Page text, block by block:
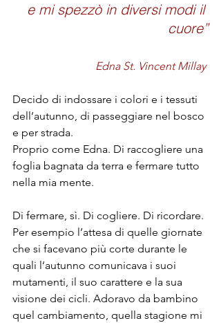
e mi spezzò in diversi modi il
cuore”
Edna St. Vincent Millay
Decido di indossare i colori e i tessuti
dell’autunno, di passeggiare nel bosco
e per strada.
Proprio come Edna. Di raccogliere una
foglia bagnata da terra e fermare tutto
nella mia mente.
Di fermare, sì. Di cogliere. Di ricordare.
Per esempio l’attesa di quelle giornate
che si facevano più corte durante le
quali l’autunno comunicava i suoi
mutamenti, il suo carattere e la sua
visione dei cicli. Adoravo da bambino
quel cambiamento, quella stagione mi